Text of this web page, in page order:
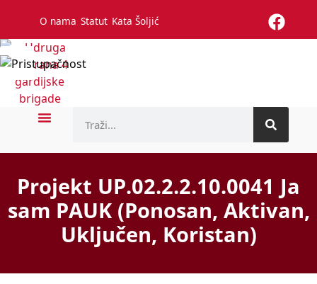
O nama Statut Kata Šoljić
Projekt UP.02.2.2.10.0041 Ja
sam PAUK (Ponosan, Aktivan,
Uključen, Koristan)